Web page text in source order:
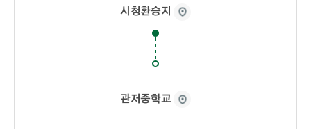
시청환승지
관저중학교